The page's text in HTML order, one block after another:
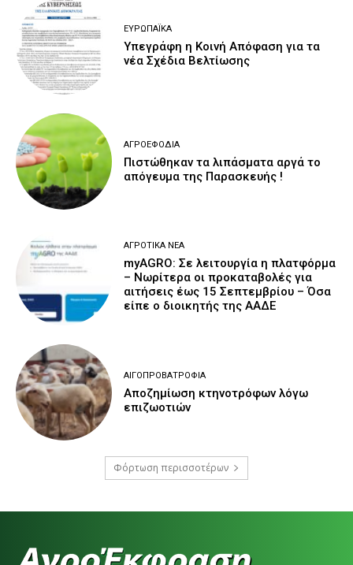
ΕΥΡΩΠΑΪΚΆ
Υπεγράφη η Κοινή Απόφαση για τα
νέα Σχέδια Βελτίωσης
ΑΓΡΟΕΦΌΔΙΑ
Πιστώθηκαν τα λιπάσματα αργά το
απόγευμα της Παρασκευής !
ΑΓΡΟΤΙΚΆ ΝΈΑ
myAGRO: Σε λειτουργία η πλατφόρμα
– Νωρίτερα οι προκαταβολές για
αιτήσεις έως 15 Σεπτεμβρίου – Όσα
είπε ο διοικητής της ΑΑΔΕ
ΑΙΓΟΠΡΟΒΑΤΡΟΦΊΑ
Αποζημίωση κτηνοτρόφων λόγω
επιζωοτιών
Φόρτωση περισσοτέρων